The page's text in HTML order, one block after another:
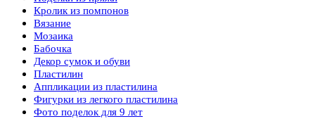
Кролик из помпонов
Вязание
Мозаика
Бабочка
Декор сумок и обуви
Пластилин
Аппликации из пластилина
Фигурки из легкого пластилина
Фото поделок для 9 лет